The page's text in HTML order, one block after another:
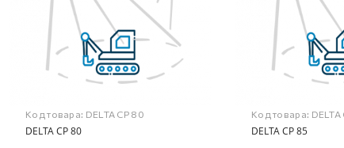
Код товара: DELTA CP 80
DELTA CP 80
Код товара: DELTA
DELTA CP 85